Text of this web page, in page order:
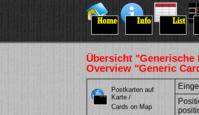
Übersicht "Generische
Overview "Generic
Postkarten auf
Karte /
Cards on Map